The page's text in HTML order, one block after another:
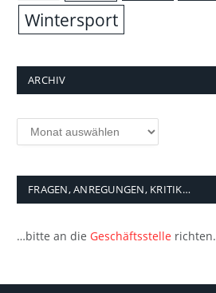
Wintersport
ARCHIV
Archiv
FRAGEN, ANREGUNGEN, KRITIK…
…bitte an die Geschäftsstelle richten.